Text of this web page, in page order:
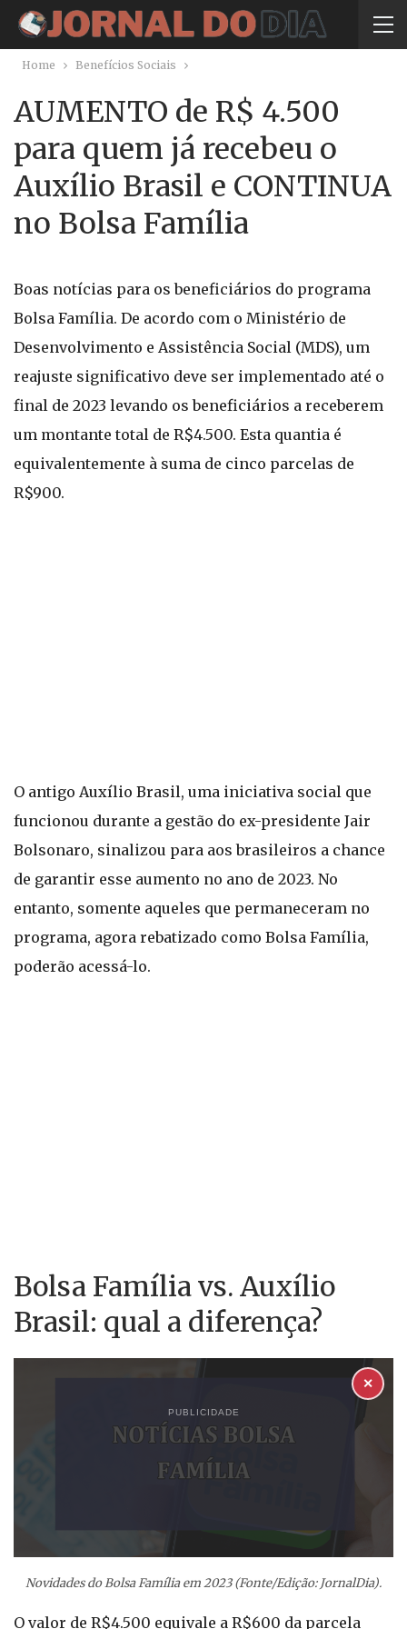
Home Benefícios Sociais
AUMENTO de R$ 4.500
para quem já recebeu o
Auxílio Brasil e CONTINUA
no Bolsa Família
Boas notícias para os beneficiários do programa
Bolsa Família. De acordo com o Ministério de
Desenvolvimento e Assistência Social (MDS), um
reajuste significativo deve ser implementado até o
final de 2023 levando os beneficiários a receberem
um montante total de R$4.500. Esta quantia é
equivalentemente à suma de cinco parcelas de
R$900.
O antigo Auxílio Brasil, uma iniciativa social que
funcionou durante a gestão do ex-presidente Jair
Bolsonaro, sinalizou para aos brasileiros a chance
de garantir esse aumento no ano de 2023. No
entanto, somente aqueles que permaneceram no
programa, agora rebatizado como Bolsa Família,
poderão acessá-lo.
Bolsa Família vs. Auxílio
Brasil: qual a diferença?
PUBLICIDADE
✕
Novidades do Bolsa Família em 2023 (Fonte/Edição: JornalDia).
O valor de R$4.500 equivale a R$600 da parcela